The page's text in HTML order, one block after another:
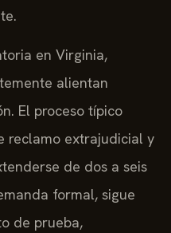
en Virginia,
alientan
El proceso típico
reclamo extrajudicial y
de dos a seis
formal, sigue
de prueba,